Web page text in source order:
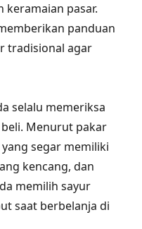
keramaian pasar.
panduan
tradisional agar
selalu memeriksa
Menurut pakar
yang segar memiliki
kencang, dan
memilih sayur
saat berbelanja di